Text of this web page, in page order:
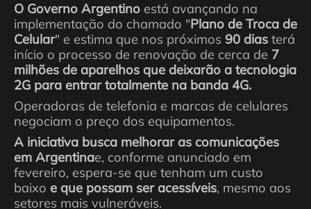
O Governo Argentino está avançando na
implementação do chamado "Plano de Troca de
Celular" e estima que nos próximos 90 dias terá
início o processo de renovação de cerca de 7
milhões de aparelhos que deixarão a tecnologia
2G para entrar totalmente na banda 4G.
Operadoras de telefonia e marcas de celulares
negociam o preço dos equipamentos.
A iniciativa busca melhorar as comunicações
em Argentinae, conforme anunciado em
fevereiro, espera-se que tenham um custo
baixo e que possam ser acessíveis, mesmo aos
setores mais vulneráveis.